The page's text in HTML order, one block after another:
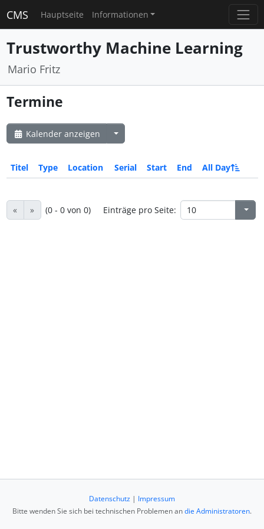
CMS Hauptseite Informationen
Trustworthy Machine Learning
Mario Fritz
Termine
Kalender anzeigen
Titel Type Location Serial Start End All Day
« » (0 - 0 von 0) Einträge pro Seite:
Datenschutz | Impressum
Bitte wenden Sie sich bei technischen Problemen andie Administratoren.